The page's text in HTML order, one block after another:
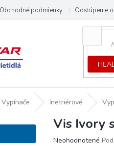
Obchodné podmienky Odstúpenie
Vypínače Inetriérové
Vis Ivory
Priemerné
Neohodnotené